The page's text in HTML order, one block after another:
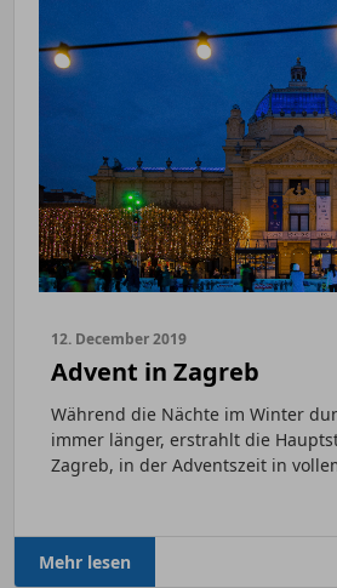
12. December 2019
Advent in Zagreb
Während die Nächte im Winter
immer länger, erstrahlt die
Zagreb, in der Adventszeit in
Mehr lesen